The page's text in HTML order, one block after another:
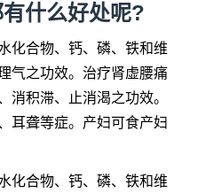
什么好处呢?
化合物、钙、磷、铁和维
气之功效。治疗肾虚腰痛
消积滞、止消渴之功效。
耳聋等症。产妇可食产妇
化合物、钙、磷、铁和维